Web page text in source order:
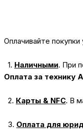
Оплачивайте
1. Наличными. При
Оплата за технику
2. Карты & NFC. В
3. Оплата для